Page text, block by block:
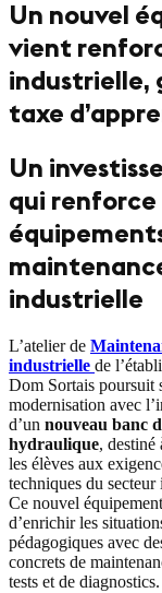
Un nouvel
vient
industrielle,
taxe
Un
qui renforce
industrielle
L’atelier de
industrielle de
Dom Sortais poursuit
modernisation avec
d’un nouveau banc
hydraulique, destiné
les élèves aux
techniques du secteur
Ce nouvel
d’enrichir les
pédagogiques avec
concrets de
tests et de diagnostics.